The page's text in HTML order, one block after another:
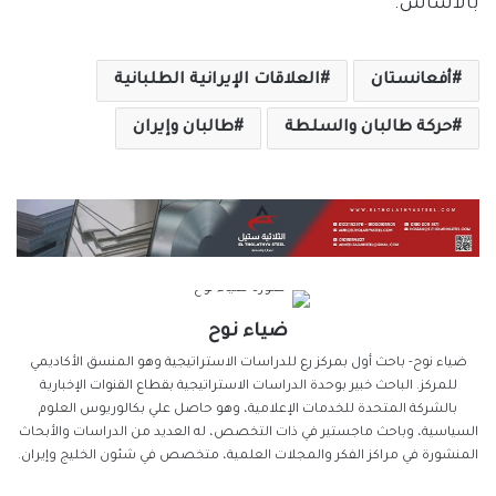
بالأساس.
أفعانستان العلاقات الإيرانية الطلبانية
حركة طالبان والسلطة طالبان وإيران
ضياء نوح
ضياء نوح- باحث أول بمركز رع للدراسات الاستراتيجية وهو المنسق الأكاديمي
للمركز. الباحث خبير بوحدة الدراسات الاستراتيجية بقطاع القنوات الإخبارية
بالشركة المتحدة للخدمات الإعلامية، وهو حاصل علي بكالوريوس العلوم
السياسية، وباحث ماجستير في ذات التخصص، له العديد من الدراسات والأبحاث
المنشورة في مراكز الفكر والمجلات العلمية، متخصص في شئون الخليج وإيران.